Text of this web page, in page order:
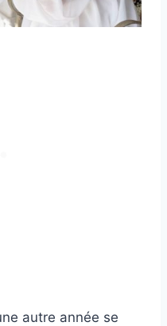
autre année se